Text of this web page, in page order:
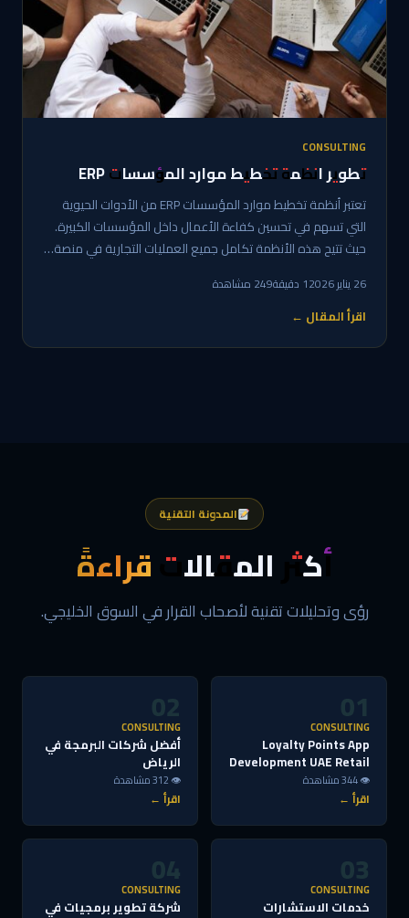
CONSULTING
تطوير انظمة تخطيط موارد المؤسسات ERP
تعتبر أنظمة تخطيط موارد المؤسسات ERP من الأدوات الحيوية
التي تسهم في تحسين كفاءة الأعمال داخل المؤسسات الكبيرة.
حيث تتيح هذه الأنظمة تكامل جميع العمليات التجارية في منصة…
26 يناير 2026 1 دقيقة 249 مشاهدة
اقرأ المقال ←
المدونة التقنية
أكثر المقالات قراءةً
رؤى وتحليلات تقنية لأصحاب القرار في السوق الخليجي.
01
CONSULTING
Loyalty Points App
Development UAE Retail
👁 344 مشاهدة
اقرأ ←
02
CONSULTING
أفضل شركات البرمجة في
الرياض
👁 312 مشاهدة
اقرأ ←
03
CONSULTING
خدمات الاستشارات
04
CONSULTING
شركة تطوير برمجيات في